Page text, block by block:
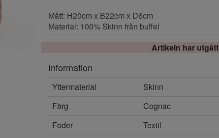
Mått: H20cm x B22cm x D6cm
Material: 100% Skinn från buffel
Artikeln har utgått
Information
Yttermaterial
Skinn
Färg
Cognac
Foder
Textil